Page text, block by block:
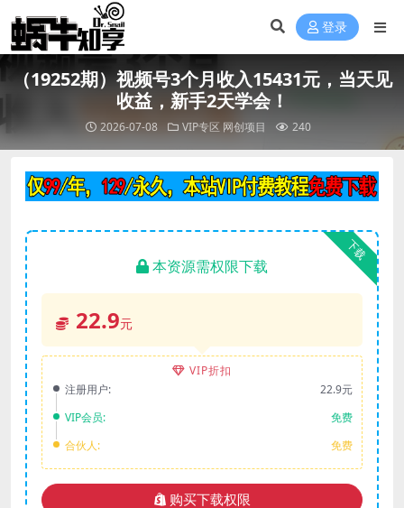
登录
（19252期）视频号3个月收入15431元，当天见
收益，新手2天学会！
2026-07-08 VIP专区 网创项目 240
下载
本资源需权限下载
22.9元
VIP折扣
注册用户:
22.9元
VIP会员:
免费
合伙人:
免费
购买下载权限